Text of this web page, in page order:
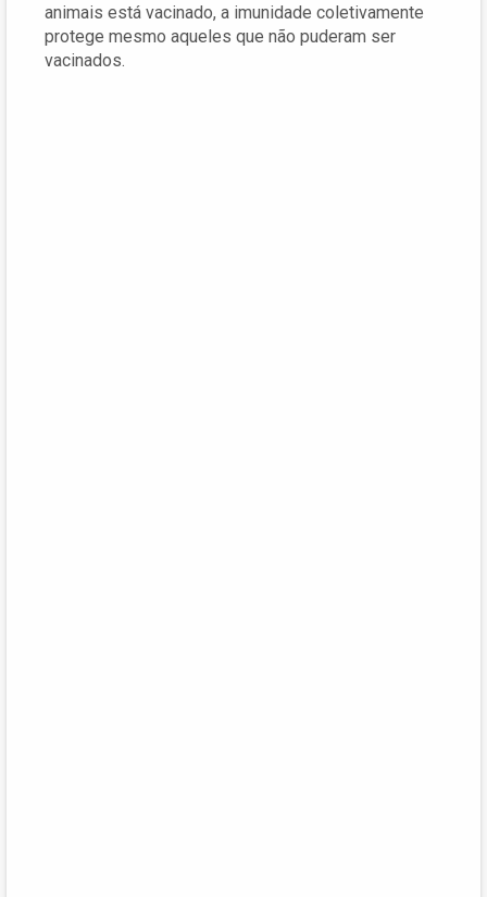
animais está vacinado, a imunidade coletivamente
protege mesmo aqueles que não puderam ser
vacinados.